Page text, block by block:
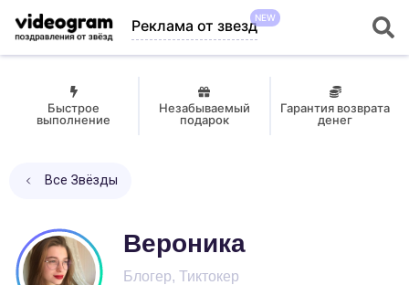
Реклама от звездNEW
Быстрое
выполнение
Незабываемый
подарок
Гарантия возврата
денег
Все Звёзды
Вероника
Блогер, Тиктокер